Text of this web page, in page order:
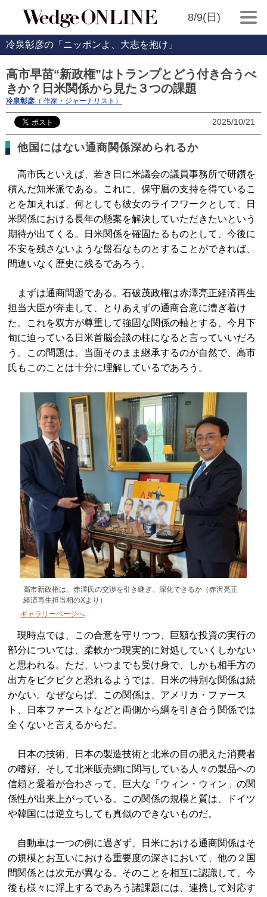
8/9(日)
冷泉彰彦の「ニッポンよ、大志を抱け」
高市早苗“新政権”はトランプとどう付き合うべ
きか？日米関係から見た３つの課題
冷泉彰彦 （ 作家・ジャーナリスト）
2025/10/21
他国にはない通商関係深められるか
高市氏といえば、若き日に米議会の議員事務所で研鑽を
積んだ知米派である。これに、保守層の支持を得ているこ
とを加えれば、何としても彼女のライフワークとして、日
米関係における長年の懸案を解決していただきたいという
期待が出てくる。日米関係を確固たるものとして、今後に
不安を残さないような盤石なものとすることができれば、
間違いなく歴史に残るであろう。
まずは通商問題である。石破茂政権は赤澤亮正経済再生
担当大臣が奔走して、とりあえずの通商合意に漕ぎ着け
た。これを双方が尊重して強固な関係の軸とする、今月下
旬に迫っている日米首脳会談の柱になると言っていいだろ
う。この問題は、当面そのまま継承するのが自然で、高市
氏もこのことは十分に理解しているであろう。
高市新政権は、赤澤氏の交渉を引き継ぎ、深化できるか（赤沢亮正
経済再生担当相のXより）
ギャラリーページへ
現時点では、この合意を守りつつ、巨額な投資の実行の
部分については、柔軟かつ現実的に対処していくしかない
と思われる。ただ、いつまでも受け身で、しかも相手方の
出方をビクビクと恐れるようでは、日米の特別な関係は続
かない。なぜならば、この関係は、アメリカ・ファース
ト、日本ファーストなどと両側から綱を引き合う関係では
全くないと言えるからだ。
日本の技術、日本の製造技術と北米の目の肥えた消費者
の嗜好、そして北米販売網に関与している人々の製品への
信頼と愛着が合わさって、巨大な「ウィン・ウィン」の関
係性が出来上がっている。この関係の規模と質は、ドイツ
や韓国には逆立ちしても真似のできないものだ。
自動車は一つの例に過ぎず、日米における通商関係はそ
の規模とお互いにおける重要度の深さにおいて、他の２国
間関係とは次元が異なる。そのことを相互に認識して、今
後も様々に浮上するであろう諸課題には、連携して対応す